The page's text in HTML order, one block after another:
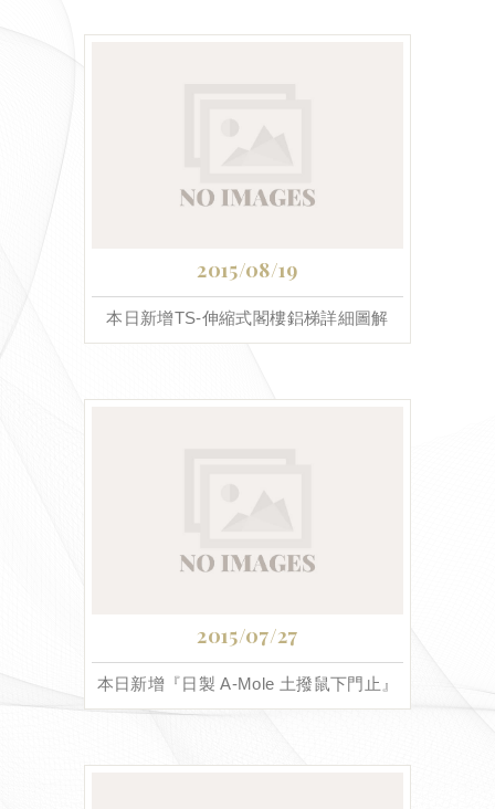
2015/08/19
本日新增TS-伸縮式閣樓鋁梯詳細圖解
2015/07/27
本日新增『日製 A-Mole 土撥鼠下門止』